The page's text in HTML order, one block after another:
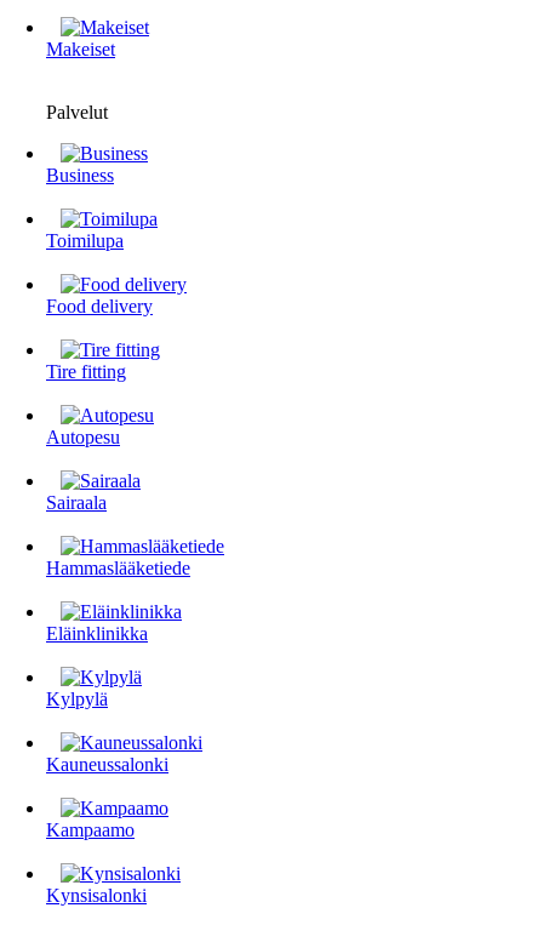
Makeiset
Palvelut
Business
Toimilupa
Food delivery
Tire fitting
Autopesu
Sairaala
Hammaslääketiede
Eläinklinikka
Kylpylä
Kauneussalonki
Kampaamo
Kynsisalonki